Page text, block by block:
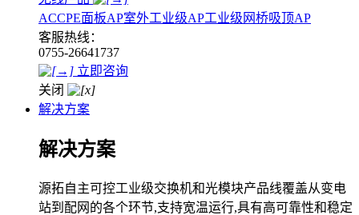
ACCPE面板AP室外工业级AP工业级网桥吸顶AP
客服热线：
0755-26641737
立即咨询
关闭
解决方案
解决方案
源拓自主可控工业级交换机和光模块产品线覆盖从变电
站到配网的各个环节,支持宽温运行,具有高可靠性和稳定